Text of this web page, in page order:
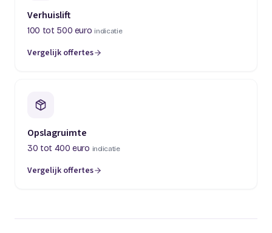
Verhuislift
100 tot 500 euro indicatie
Vergelijk offertes
(opent in een nieuw tabblad)
Opslagruimte
30 tot 400 euro indicatie
Vergelijk offertes
(opent in een nieuw tabblad)